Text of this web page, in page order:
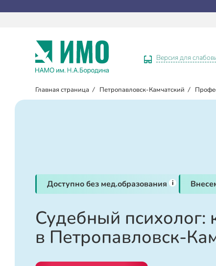
Версия для
Главная страница / Петропавловск-Камчатский /
Доступно без мед.образования i
Судебный психолог:
в Петропавловск-